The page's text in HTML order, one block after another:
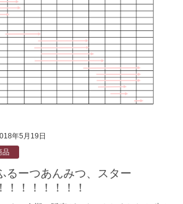
年5月19日
品
！！！！！！！